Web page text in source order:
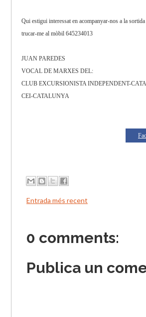
Qui estigui interessat en acompanyar-nos a la
trucar-me al mòbil 645234013
JUAN PAREDES
VOCAL DE MARXES DEL:
CLUB EXCURSIONISTA INDEPENDENT-
CEI-CATALUNYA
Entrada més recent
0 comments:
Publica un